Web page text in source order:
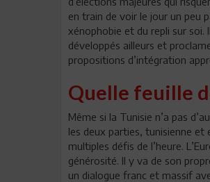
en train de voir le jour un peu
xénophobie et du repli sur soi.
développés ailleurs et
propositions d’intégration
Quelle feuille
Même si la Tunisie n’a pas
les deux parties, tunisienne et
multiples défis de l’heure.
générosité. Il y va de son
un dialogue franc et massif